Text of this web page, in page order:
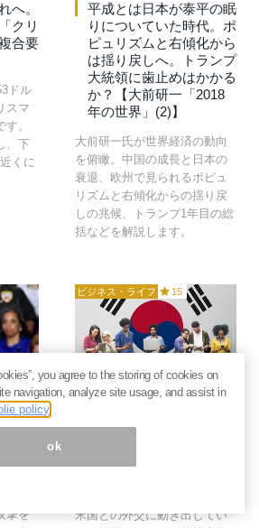
へ。
クリ
合要
ドル
スマ
。
、下
くに
平成とは日本が泰平の眠
りについていた時代。ポ
ピュリズムと右傾化から
は揺り戻しへ。トランプ
大統領に歯止めはかかる
か？【大前研一「2018
年の世界」(2)】
大前研一氏が世界経済の動向
を俯瞰。中国の成長と日本の
衰退、欧州で見られるポピュ
リズムと右傾化からの揺り戻
しの兆候、トランプ1年目の総
括などを解説します。
戦争
勢
な
撃を
ビジネス・ライフ 15
2017年2月7日
され続ける韓国、首脳会
米国との外交に動き出してい
you agree to the storing of cookies on
navigation, analyze site usage, and assist in
policy
ok